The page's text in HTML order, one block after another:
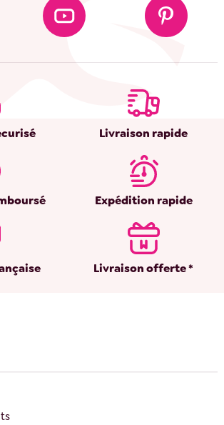
Livraison rapide
Expédition rapide
Livraison offerte *